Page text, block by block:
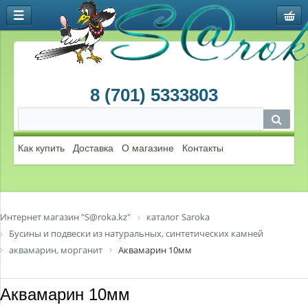
8 (701) 5333803
Как купить Доставка О магазине Контакты
Интернет магазин "S@roka.kz"
каталог Saroka
Бусины и подвески из натуральных, синтетических камней
аквамарин, морганит
Аквамарин 10мм
Аквамарин 10мм